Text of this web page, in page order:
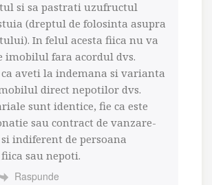
si sa pastrati uzufructul
(dreptul de folosinta asupra
In felul acesta fiica nu va
imobilul fara acordul dvs.
aveti la indemana si varianta
direct nepotilor dvs.
sunt identice, fie ca este
sau contract de vanzare-
indiferent de persoana
sau nepoti.
Raspunde